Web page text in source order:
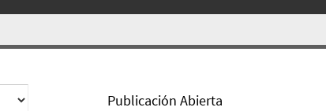
Publicación Abierta